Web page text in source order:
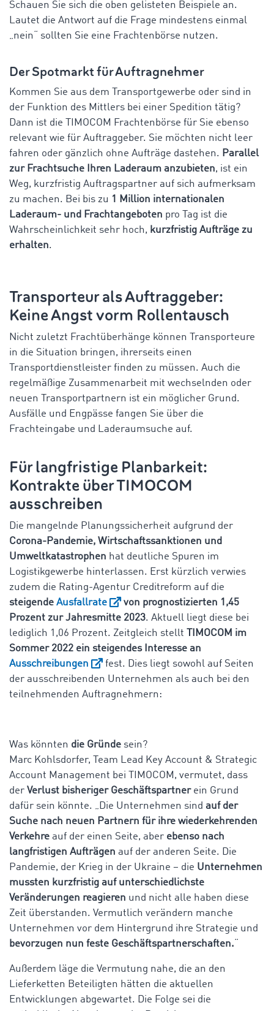
Schauen Sie sich die oben gelisteten Beispiele an.
Lautet die Antwort auf die Frage mindestens einmal
„nein“ sollten Sie eine Frachtenbörse nutzen.
Der Spotmarkt für Auftragnehmer
Kommen Sie aus dem Transportgewerbe oder sind in
der Funktion des Mittlers bei einer Spedition tätig?
Dann ist die TIMOCOM Frachtenbörse für Sie ebenso
relevant wie für Auftraggeber. Sie möchten nicht leer
fahren oder gänzlich ohne Aufträge dastehen. Parallel
zur Frachtsuche Ihren Laderaum anzubieten, ist ein
Weg, kurzfristig Auftragspartner auf sich aufmerksam
zu machen. Bei bis zu 1 Million internationalen
Laderaum- und Frachtangeboten pro Tag ist die
Wahrscheinlichkeit sehr hoch, kurzfristig Aufträge zu
erhalten.
Transporteur als Auftraggeber:
Keine Angst vorm Rollentausch
Nicht zuletzt Frachtüberhänge können Transporteure
in die Situation bringen, ihrerseits einen
Transportdienstleister finden zu müssen. Auch die
regelmäßige Zusammenarbeit mit wechselnden oder
neuen Transportpartnern ist ein möglicher Grund.
Ausfälle und Engpässe fangen Sie über die
Frachteingabe und Laderaumsuche auf.
Für langfristige Planbarkeit:
Kontrakte über TIMOCOM
ausschreiben
Die mangelnde Planungssicherheit aufgrund der
Corona-Pandemie, Wirtschaftssanktionen und
Umweltkatastrophen hat deutliche Spuren im
Logistikgewerbe hinterlassen. Erst kürzlich verwies
zudem die Rating-Agentur Creditreform auf die
steigende Ausfallrate
von prognostizierten 1,45
Prozent zur Jahresmitte 2023. Aktuell liegt diese bei
lediglich 1,06 Prozent. Zeitgleich stellt TIMOCOM im
Sommer 2022 ein steigendes Interesse an
Ausschreibungen
fest. Dies liegt sowohl auf Seiten
der ausschreibenden Unternehmen als auch bei den
teilnehmenden Auftragnehmern:
Was könnten die Gründe sein?
Marc Kohlsdorfer, Team Lead Key Account & Strategic
Account Management bei TIMOCOM, vermutet, dass
der Verlust bisheriger Geschäftspartner ein Grund
dafür sein könnte. „Die Unternehmen sind auf der
Suche nach neuen Partnern für ihre wiederkehrenden
Verkehre auf der einen Seite, aber ebenso nach
langfristigen Aufträgen auf der anderen Seite. Die
Pandemie, der Krieg in der Ukraine – die Unternehmen
mussten kurzfristig auf unterschiedlichste
Veränderungen reagieren und nicht alle haben diese
Zeit überstanden. Vermutlich verändern manche
Unternehmen vor dem Hintergrund ihre Strategie und
bevorzugen nun feste Geschäftspartnerschaften.
Außerdem läge die Vermutung nahe, die an den
Lieferketten Beteiligten hätten die aktuellen
Entwicklungen abgewartet. Die Folge sei die